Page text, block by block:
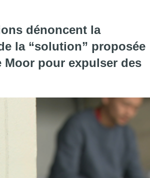
l'article "Un challenge de danse lancé
dénoncent la
la “solution” proposée
Moor pour expulser des